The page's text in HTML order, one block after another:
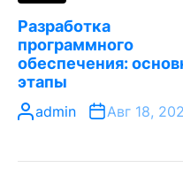
Разработка
программного
обеспечения:
этапы
admin Авг 18,